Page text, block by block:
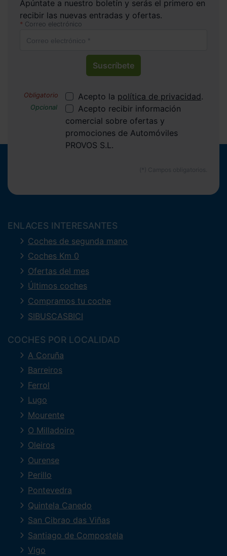
Apúntate a nuestro boletín y serás el primero en
recibir las nuevas entradas y ofertas.
Correo electrónico
Suscríbete
Acepto la política de privacidad.
Acepto recibir información
comercial sobre ofertas y
promociones de Automóviles
PROVOS S.L.
ENLACES INTERESANTES
Coches de segunda mano
Coches Km 0
Ofertas del mes
Últimos coches
Compramos tu coche
SIBUSCASBICI
COCHES POR LOCALIDAD
A Coruña
Barreiros
Ferrol
Lugo
Mourente
O Milladoiro
Oleiros
Ourense
Perillo
Pontevedra
Quintela Canedo
San Cibrao das Viñas
Santiago de Compostela
Vigo